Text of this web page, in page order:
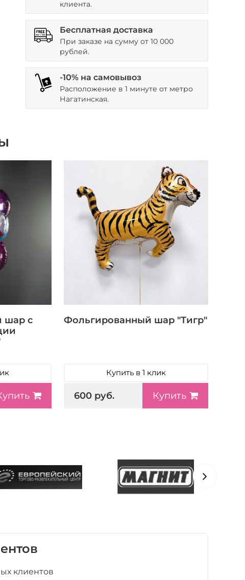
клиента.
Бесплатная доставка
При заказе на сумму от 10 000
рублей.
-10% на самовывоз
Расположение в 1 минуте от метро
Нагатинская.
шар с
Фольгированный шар "Тигр"
Купить в 1 клик
600 руб. Купить
клиентов